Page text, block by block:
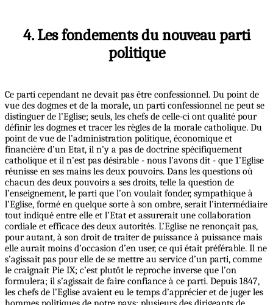
4. Les fondements du nouveau parti
politique
Ce parti cependant ne devait pas être confessionnel. Du point de
vue des dogmes et de la morale, un parti confessionnel ne peut se
distinguer de l’Eglise; seuls, les chefs de celle-ci ont qualité pour
définir les dogmes et tracer les règles de la morale catholique. Du
point de vue de l’administration politique, économique et
financière d’un Etat, il n’y a pas de doctrine spécifiquement
catholique et il n’est pas désirable - nous l’avons dit - que 1’Eglise
réunisse en ses mains les deux pouvoirs. Dans les questions où
chacun des deux pouvoirs a ses droits, telle la question de
l’enseignement, le parti que l’on voulait fonder, sympathique à
l’Eglise, formé en quelque sorte à son ombre, serait l’intermédiaire
tout indiqué entre elle et l’Etat et assurerait une collaboration
cordiale et efficace des deux autorités. L’Eglise ne renonçait pas,
pour autant, à son droit de traiter de puissance à puissance mais
elle aurait moins d’occasion d’en user, ce qui était préférable. Il ne
s’agissait pas pour elle de se mettre au service d’un parti, comme
le craignait Pie IX; c’est plutôt le reproche inverse que l’on
formulera; il s’agissait de faire confiance à ce parti. Depuis 1847,
les chefs de l’Eglise avaient eu le temps d’apprécier et de juger les